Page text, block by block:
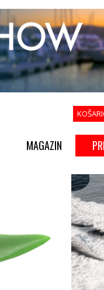
MAGAZIN